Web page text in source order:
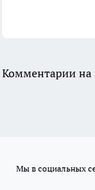
Комментарии на
Мы в социальных